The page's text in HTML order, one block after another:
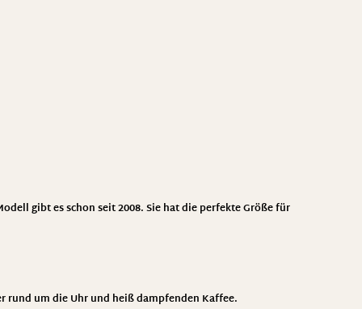
gibt es schon seit 2008. Sie hat die perfekte Größe für
rund um die Uhr und heiß dampfenden Kaffee.